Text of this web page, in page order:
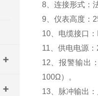
8、连接形式：
9、仪表高度：
10、电缆接口
11、供电电源
12、报警输出
100Ω）。
13、脉冲输出